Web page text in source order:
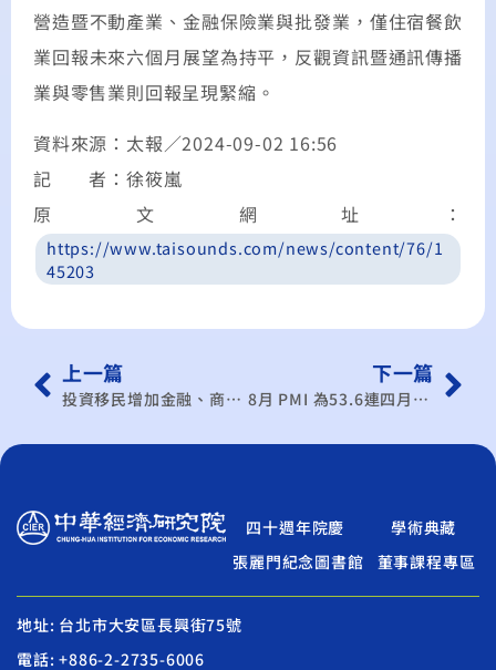
營造暨不動產業、金融保險業與批發業，僅住宿餐飲
業回報未來六個月展望為持平，反觀資訊暨通訊傳播
業與零售業則回報呈現緊縮。
資料來源：太報／2024-09-02 16:56
記 者：徐筱嵐
原文網址：
https://www.taisounds.com/news/content/76/1
45203
上一篇
投資移民增加金融、商貿人才！新加坡經濟有微幅成長
下一篇
8月 PMI 為53.6連四月擴張 中經院連賢明：廠商「觀望」氣氛濃
四十週年院慶
學術典藏
張麗門紀念圖書館
董事課程專區
地址: 台北市大安區長興街75號
電話: +886-2-2735-6006